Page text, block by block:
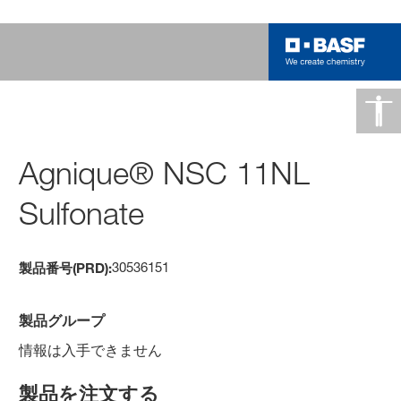
Agnique® NSC 11NL
Sulfonate
製品番号(PRD):30536151
製品グループ
情報は入手できません
製品を注文する